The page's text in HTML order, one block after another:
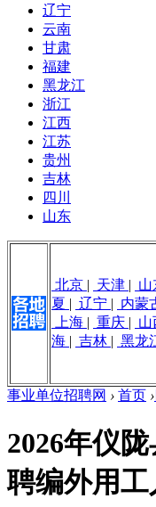
辽宁
云南
甘肃
福建
黑龙江
浙江
江西
江苏
贵州
吉林
四川
山东
北京 | 天津 | 山
夏 | 辽宁 | 内蒙
上海 | 重庆 | 山
海 | 吉林 | 黑龙
事业单位招聘网 › 首页 ›
2026年仪
聘编外用